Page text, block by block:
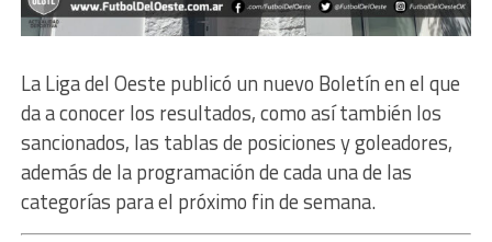
La Liga del Oeste publicó un nuevo Boletín en el que
da a conocer los resultados, como así también los
sancionados, las tablas de posiciones y goleadores,
además de la programación de cada una de las
categorías para el próximo fin de semana.